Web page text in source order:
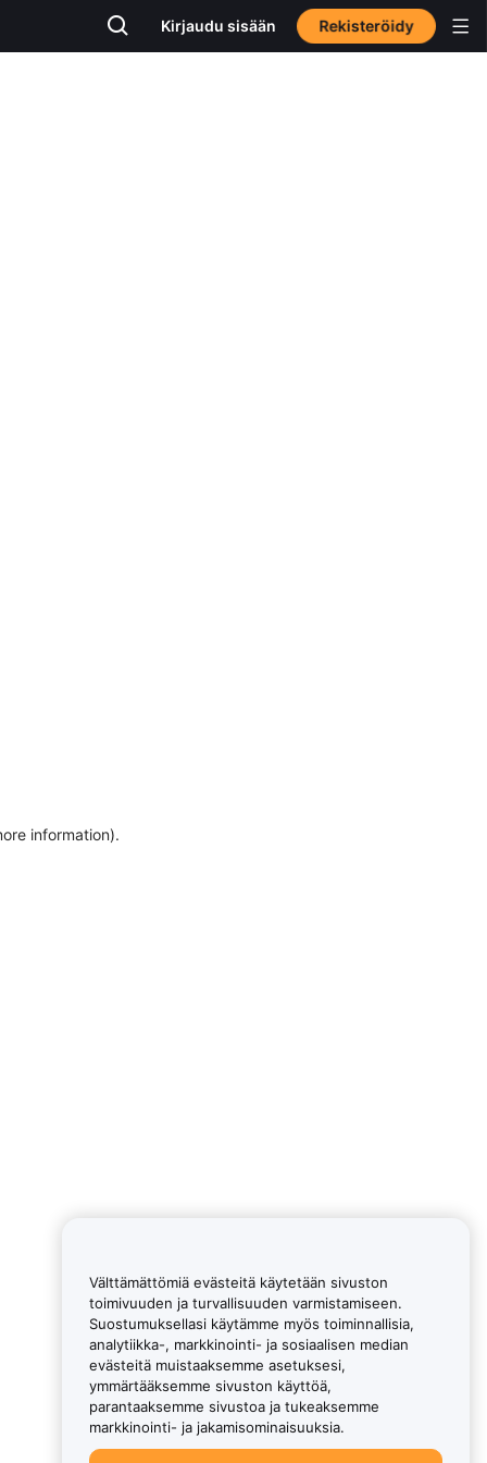
Kirjaudu sisään Rekisteröidy
information).
Välttämättömiä evästeitä käytetään sivuston
toimivuuden ja turvallisuuden varmistamiseen.
Suostumuksellasi käytämme myös toiminnallisia,
analytiikka-, markkinointi- ja sosiaalisen median
evästeitä muistaaksemme asetuksesi,
ymmärtääksemme sivuston käyttöä,
parantaaksemme sivustoa ja tukeaksemme
markkinointi- ja jakamisominaisuuksia.